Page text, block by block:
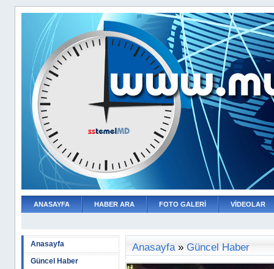
ANASAYFA HABER ARA FOTO GALERİ VİDEOLAR
Anasayfa
Güncel Haber
Anasayfa» Güncel Haber